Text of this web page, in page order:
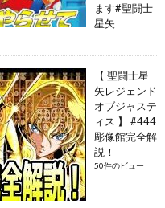
ます#聖闘士
星矢
【 聖闘士星
矢レジェンド
オブジャステ
ィス 】 #444
彫像館完全解
説！
50件のビュー